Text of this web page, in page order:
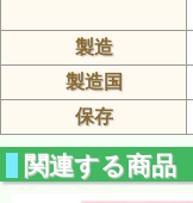
製造
製造国
保存
関連する商品